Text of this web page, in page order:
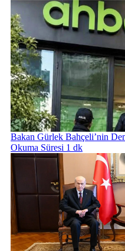
Bakan Gürlek Bahçeli’nin
Okuma Süresi 1 dk